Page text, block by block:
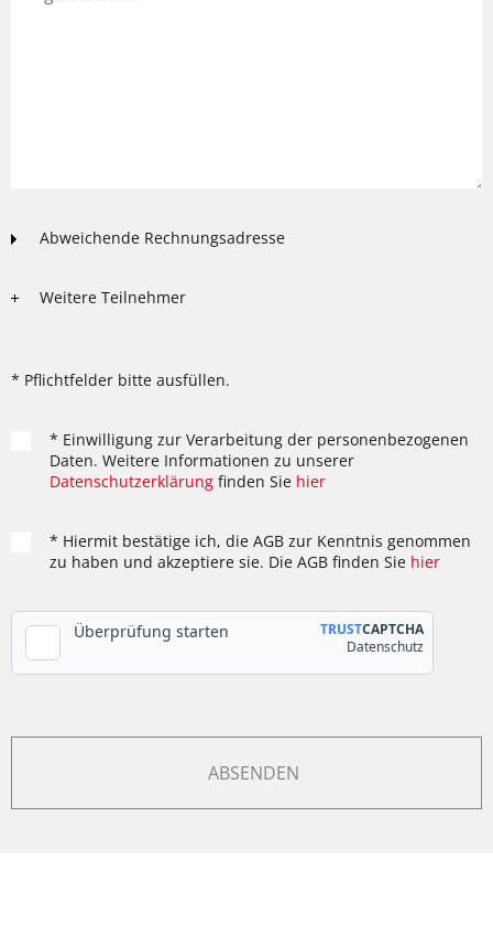
Abweichende Rechnungsadresse
Weitere Teilnehmer
* Pflichtfelder bitte ausfüllen.
* Einwilligung zur Verarbeitung der personenbezogenen
Daten. Weitere Informationen zu unserer
Datenschutzerklärung finden Sie hier
* Hiermit bestätige ich, die AGB zur Kenntnis genommen
zu haben und akzeptiere sie. Die AGB finden Sie hier